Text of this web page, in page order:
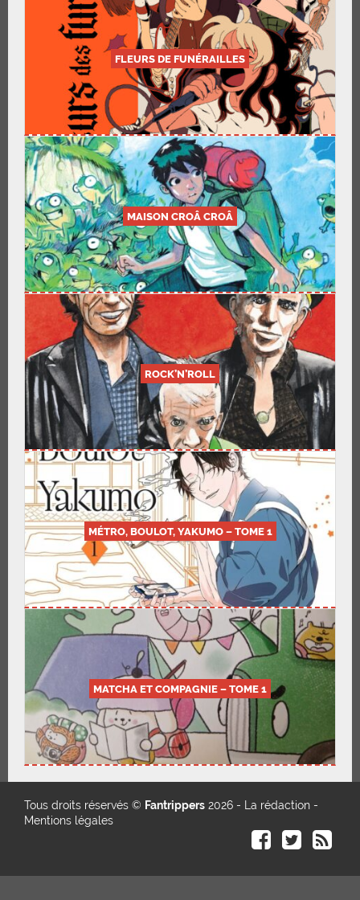
FLEURS DE FUNÉRAILLES
MAISON CROÂ CROÂ
ROCK’N’ROLL
MÉTRO, BOULOT, YAKUMO – TOME 1
MATCHA ET COMPAGNIE – TOME 1
Tous droits réservés © Fantrippers 2026 - La rédaction -
Mentions légales